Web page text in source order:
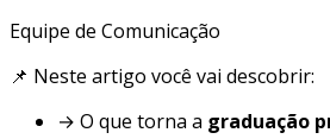
Equipe de Comunicação
📌 Neste artigo você vai descobrir:
→ O que torna a graduação